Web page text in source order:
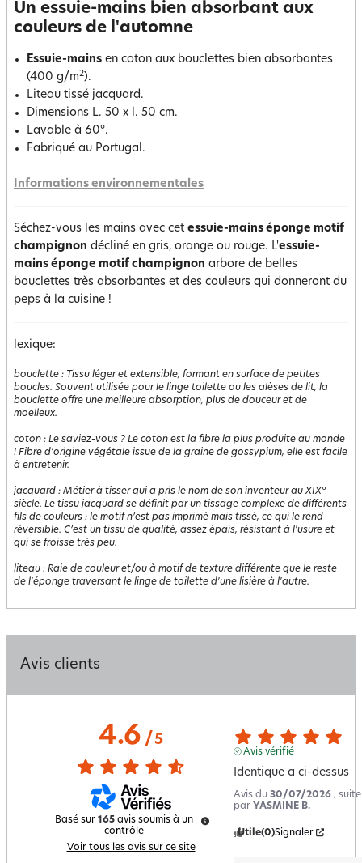
Un essuie-mains bien absorbant aux
couleurs de l'automne
Essuie-mains en coton aux bouclettes bien absorbantes
(400 g/m2).
Liteau tissé jacquard.
Dimensions L. 50 x l. 50 cm.
Lavable à 60°.
Fabriqué au Portugal.
Informations environnementales
Séchez-vous les mains avec cet essuie-mains éponge motif
champignon décliné en gris, orange ou rouge. L'essuie-
mains éponge motif champignon arbore de belles
bouclettes très absorbantes et des couleurs qui donneront du
peps à la cuisine !
lexique:
bouclette : Tissu léger et extensible, formant en surface de petites
boucles. Souvent utilisée pour le linge toilette ou les alèses de lit, la
bouclette offre une meilleure absorption, plus de douceur et de
moelleux.
coton : Le saviez-vous ? Le coton est la fibre la plus produite au monde
! Fibre d'origine végétale issue de la graine de gossypium, elle est facile
à entretenir.
jacquard : Métier à tisser qui a pris le nom de son inventeur au XIX°
siècle. Le tissu jacquard se définit par un tissage complexe de différents
fils de couleurs : le motif n’est pas imprimé mais tissé, ce qui le rend
réversible. C’est un tissu de qualité, assez épais, résistant à l'usure et
qui se froisse très peu.
liteau : Raie de couleur et/ou à motif de texture différente que le reste
de l'éponge traversant le linge de toilette d'une lisière à l'autre.
Avis clients
4.6/ 5
Basé sur 165 avis soumis à un
contrôle
Voir tous les avis sur ce site
Avis vérifié
Identique a ci-dessus
Avis du 30/07/2026 ,
par YASMINE B.
Utile(0)Signaler